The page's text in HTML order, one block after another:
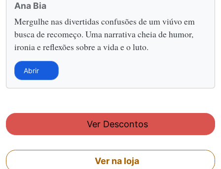
Ana Bia
Mergulhe nas divertidas confusões de um viúvo em
busca de recomeço. Uma narrativa cheia de humor,
ironia e reflexões sobre a vida e o luto.
Abrir
Ver Descontos
Ver na loja